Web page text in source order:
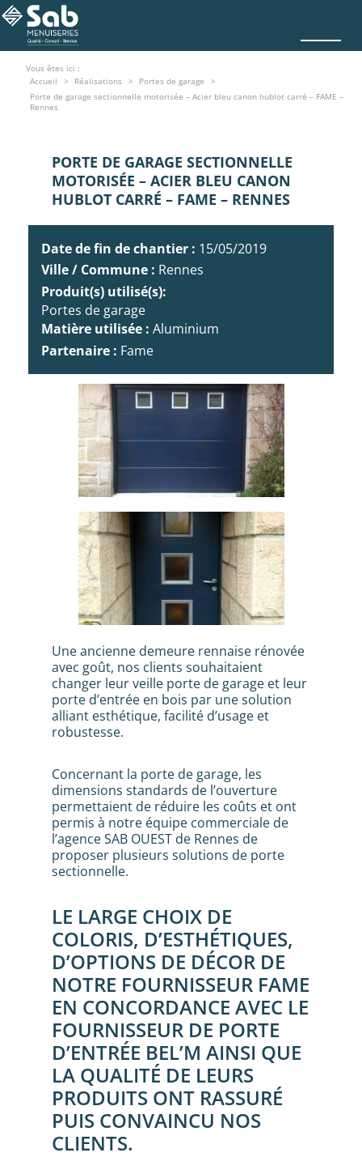
Vous êtes ici :
Accueil
Réalisations
Portes de garage
Porte de garage sectionnelle motorisée – Acier bleu canon hublot carré – FAME –
Rennes
PORTE DE GARAGE SECTIONNELLE
MOTORISÉE – ACIER BLEU CANON
HUBLOT CARRÉ – FAME – RENNES
Date de fin de chantier : 15/05/2019
Ville / Commune : Rennes
Produit(s) utilisé(s):
Portes de garage
Matière utilisée : Aluminium
Partenaire : Fame
Une ancienne demeure rennaise rénovée
avec goût, nos clients souhaitaient
changer leur veille porte de garage et leur
porte d’entrée en bois par une solution
alliant esthétique, facilité d’usage et
robustesse.
Concernant la porte de garage, les
dimensions standards de l’ouverture
permettaient de réduire les coûts et ont
permis à notre équipe commerciale de
l’agence SAB OUEST de Rennes de
proposer plusieurs solutions de porte
sectionnelle.
LE LARGE CHOIX DE
COLORIS, D’ESTHÉTIQUES,
D’OPTIONS DE DÉCOR DE
NOTRE FOURNISSEUR FAME
EN CONCORDANCE AVEC LE
FOURNISSEUR DE PORTE
D’ENTRÉE BEL’M AINSI QUE
LA QUALITÉ DE LEURS
PRODUITS ONT RASSURÉ
PUIS CONVAINCU NOS
CLIENTS.